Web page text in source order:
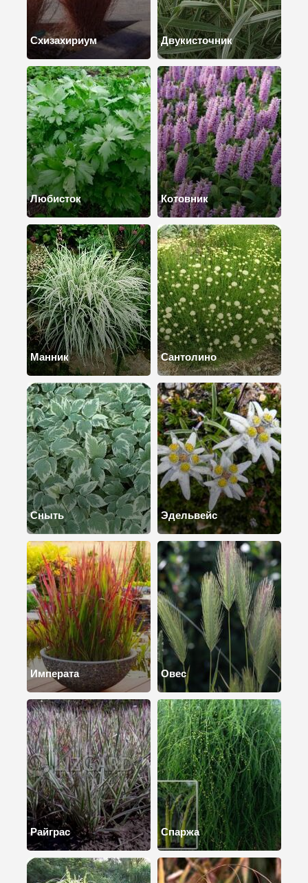
Схизахириум Двукисточник
Любисток Котовник
Манник Сантолино
Сныть Эдельвейс
Императа Овес
Райграс Спаржа